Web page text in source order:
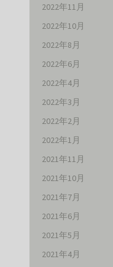
2022年11月
2022年10月
2022年8月
2022年6月
2022年4月
2022年3月
2022年2月
2022年1月
2021年11月
2021年10月
2021年7月
2021年6月
2021年5月
2021年4月